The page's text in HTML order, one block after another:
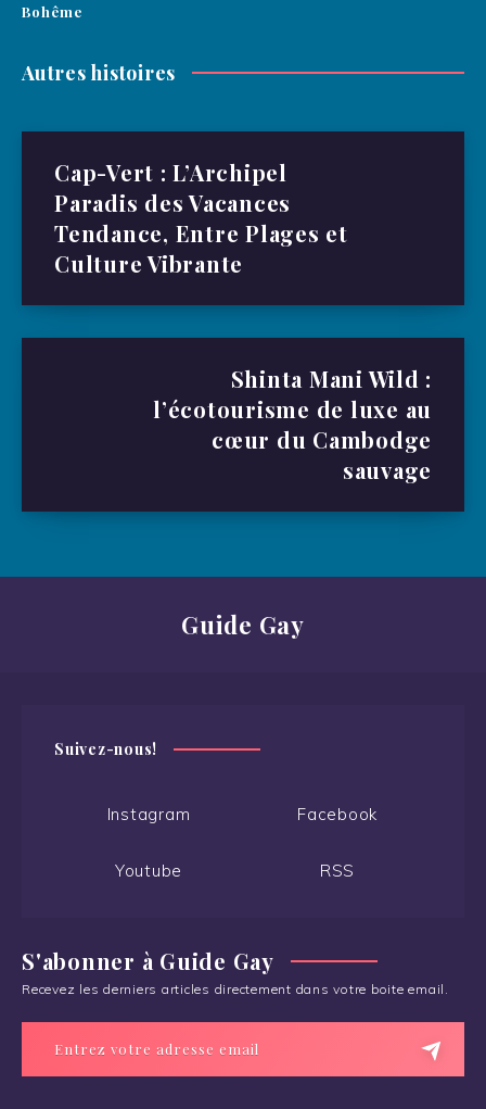
Bohême
Autres histoires
Cap-Vert : L’Archipel
Paradis des Vacances
Tendance, Entre Plages et
Culture Vibrante
Shinta Mani Wild :
l’écotourisme de luxe au
cœur du Cambodge
sauvage
Guide Gay
Suivez-nous!
Instagram Facebook
Youtube RSS
S'abonner à Guide Gay
Recevez les derniers articles directement dans votre boite email.